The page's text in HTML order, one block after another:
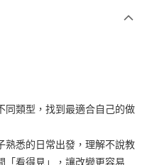
戶可立即使用無須另外申請。
同類型，找到最適合自己的做
熟悉的日常出發，理解不說教
「看得見」，讓改變更容易